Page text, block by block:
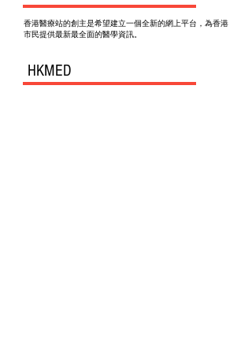
香港醫療站的創主是希望建立一個全新的網上平台，為香港
市民提供最新最全面的醫學資訊。
HKMED